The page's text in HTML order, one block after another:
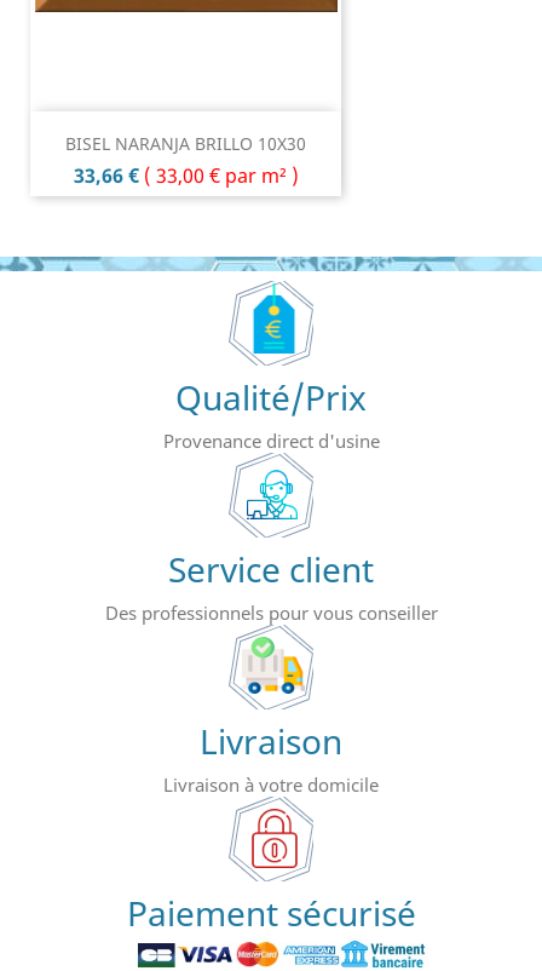
BISEL NARANJA BRILLO 10X30
Prix
33,66 € ( 33,00 € par m² )
Qualité/Prix
Provenance direct d'usine
Service client
Des professionnels pour vous conseiller
Livraison
Livraison à votre domicile
Paiement sécurisé